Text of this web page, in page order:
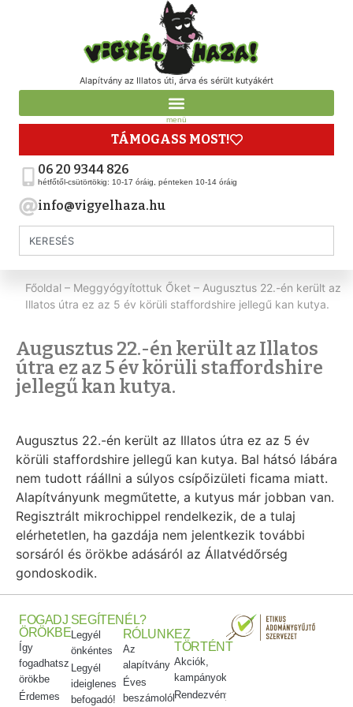
Alapítvány az Illatos úti, árva és sérült kutyákért
menü
TÁMOGASS MOST!
06 20 9344 826
hétfőtől-csütörtökig: 10-17 óráig, pénteken 10-14 óráig
info@vigyelhaza.hu
Főoldal – Meggyógyítottuk Őket – Augusztus 22.-én került az
Illatos útra ez az 5 év körüli staffordshire jellegű kan kutya.
Augusztus 22.-én került az Illatos
útra ez az 5 év körüli staffordshire
jellegű kan kutya.
Augusztus 22.-én került az Illatos útra ez az 5 év
körüli staffordshire jellegű kan kutya. Bal hátsó lábára
nem tudott ráállni a súlyos csípőizületi ficama miatt.
Alapítványunk megműtette, a kutyus már jobban van.
Regisztrált mikrochippel rendelkezik, de a tulaj
elérhetetlen, ha gazdája nem jelentkezik további
sorsáról és örökbe adásáról az Állatvédőrség
gondoskodik.
FOGADJ
ÖRÖKBE
Így
fogadhatsz
örökbe
Érdemes
SEGÍTENÉL?
Legyél
önkéntes
Legyél
ideiglenes
befogadó!
RÓLUNK
Az
alapítvány
Éves
beszámolók
EZ
TÖRTÉNT
Akciók,
kampányok
Rendezvényeink